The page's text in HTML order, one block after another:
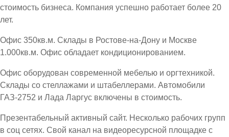
стоимость бизнеса. Компания успешно работает более 20
лет.
Офис 350кв.м. Склады в Ростове-на-Дону и Москве
1.000кв.м. Офис обладает кондиционированием.
Офис оборудован современной мебелью и оргтехникой.
Склады со стеллажами и штабеллерами. Автомобили
ГАЗ-2752 и Лада Ларгус включены в стоимость.
Презентабельный активный сайт. Несколько рабочих групп
в соц сетях. Свой канал на видеоресурсной площадке с